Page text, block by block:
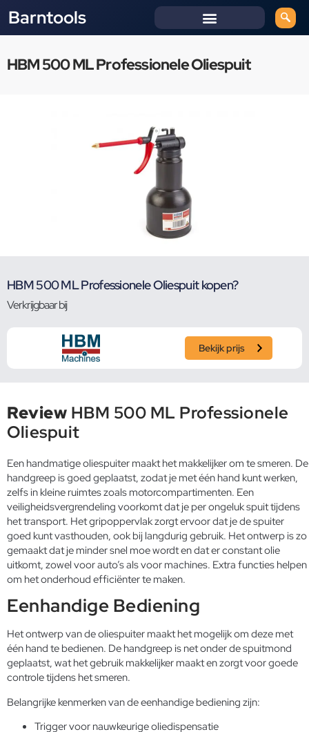
Barntools
HBM 500 ML Professionele Oliespuit
HBM 500 ML Professionele Oliespuit kopen?
Verkrijgbaar bij
Bekijk prijs
Review HBM 500 ML Professionele
Oliespuit
Een handmatige oliespuiter maakt het makkelijker om te smeren. De
handgreep is goed geplaatst, zodat je met één hand kunt werken,
zelfs in kleine ruimtes zoals motorcompartimenten. Een
veiligheidsvergrendeling voorkomt dat je per ongeluk spuit tijdens
het transport. Het gripoppervlak zorgt ervoor dat je de spuiter
goed kunt vasthouden, ook bij langdurig gebruik. Het ontwerp is zo
gemaakt dat je minder snel moe wordt en dat er constant olie
uitkomt, zowel voor auto’s als voor machines. Extra functies helpen
om het onderhoud efficiënter te maken.
Eenhandige Bediening
Het ontwerp van de oliespuiter maakt het mogelijk om deze met
één hand te bedienen. De handgreep is net onder de spuitmond
geplaatst, wat het gebruik makkelijker maakt en zorgt voor goede
controle tijdens het smeren.
Belangrijke kenmerken van de eenhandige bediening zijn:
Trigger voor nauwkeurige oliedispensatie